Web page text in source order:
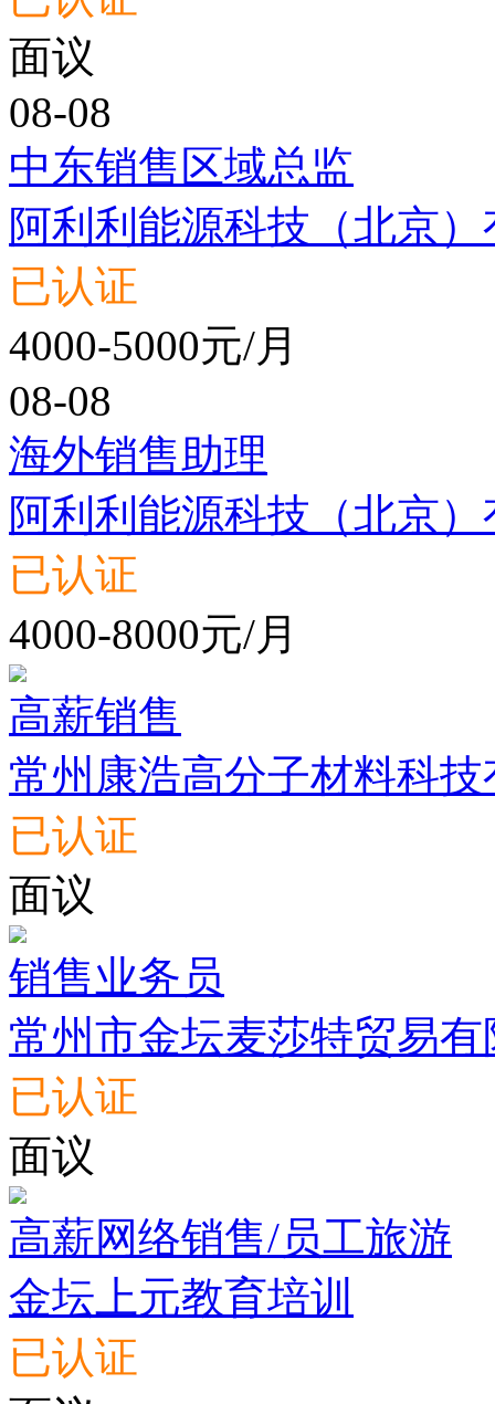
面议
08-08
中东销售区域总监
阿利利能源科技（北京
已认证
4000-5000元/月
08-08
海外销售助理
阿利利能源科技（北京
已认证
4000-8000元/月
高薪销售
常州康浩高分子材料科
已认证
面议
销售业务员
常州市金坛麦莎特贸易有
已认证
面议
高薪网络销售/员工旅游
金坛上元教育培训
已认证